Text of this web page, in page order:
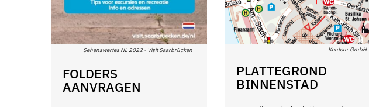
Sehenswertes NL 2022 - Visit Saarbrücken
FOLDERS
AANVRAGEN
Kontour GmbH
PLATTEGROND
BINNENSTAD